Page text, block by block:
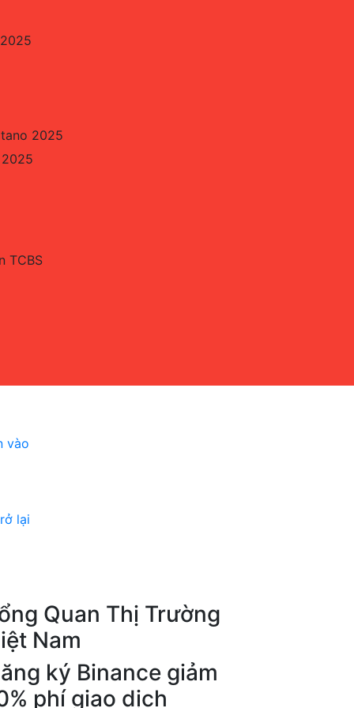
2025
TCBS
vào
lại
Quan Thị Trường
Nam
ký Binance giảm
phí giao dịch